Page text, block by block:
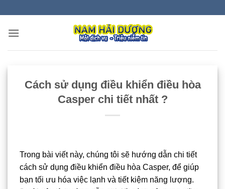
nội
Cách sử dụng điều khiển điều hòa
Casper chi tiết nhất ?
Trong bài viết này, chúng tôi sẽ hướng dẫn chi tiết
cách sử dụng điều khiển điều hòa Casper, để giúp
bạn tối ưu hóa việc lạnh và tiết kiệm năng lượng.